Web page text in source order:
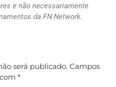
e não necessariamente
da FN Network.
será publicado. Campos
*